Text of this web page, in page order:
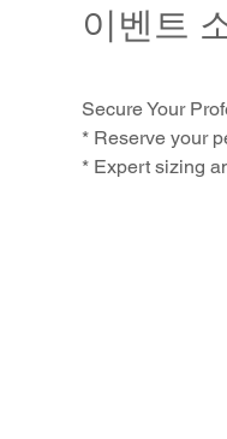
이벤트
Secure Your
* Reserve your
* Expert sizing